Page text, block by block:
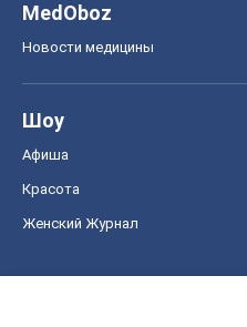
MedOboz
Новости медицины
Шоу
Афиша
Красота
Женский Журнал